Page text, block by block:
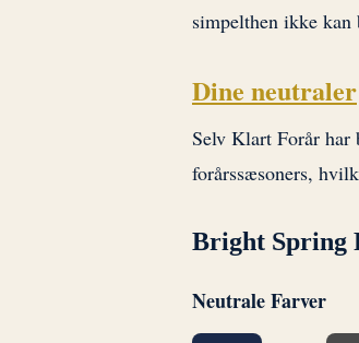
simpelthen ikke kan
Dine neutraler
Selv Klart Forår har
forårssæsoners,
Bright Spring
Neutrale Farver